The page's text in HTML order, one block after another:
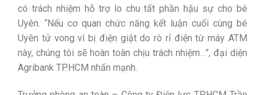
có trách nhiệm hỗ trợ lo chu tất phần hậu sự cho bé
Uyên. “Nếu cơ quan chức năng kết luận cuối cùng bé
Uyên tử vong vì bị điện giật do rò rỉ điện từ máy ATM
này, chúng tôi sẽ hoàn toàn chịu trách nhiệm…”, đại diện
Agribank TP.HCM nhấn mạnh.